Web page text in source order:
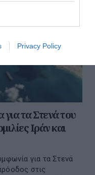
Privacy Policy
τα Στενά του
Ιράν και
για τα Στενά
στις